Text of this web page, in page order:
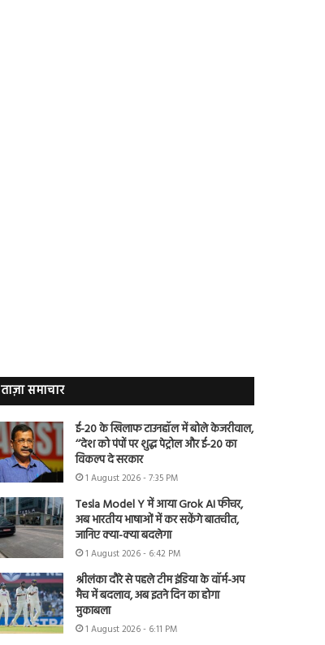
ताज़ा समाचार
ई-20 के खिलाफ टाउनहॉल में बोले केजरीवाल,
‘‘देश को पंपों पर शुद्ध पेट्रोल और ई-20 का
विकल्प दे सरकार
1 August 2026 - 7:35 PM
Tesla Model Y में आया Grok AI फीचर,
अब भारतीय भाषाओं में कर सकेंगे बातचीत,
जानिए क्या-क्या बदलेगा
1 August 2026 - 6:42 PM
श्रीलंका दौरे से पहले टीम इंडिया के वॉर्म-अप
मैच में बदलाव, अब इतने दिन का होगा
मुकाबला
1 August 2026 - 6:11 PM